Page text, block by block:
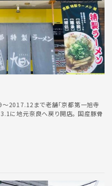
〜2017.12まで老舗「京都第一旭寺
に地元奈良へ戻り開店。 国産豚骨